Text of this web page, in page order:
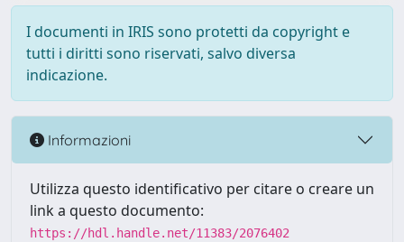
I documenti in IRIS sono protetti da copyright e
tutti i diritti sono riservati, salvo diversa
indicazione.
Informazioni
Utilizza questo identificativo per citare o creare un
link a questo documento:
https://hdl.handle.net/11383/2076402